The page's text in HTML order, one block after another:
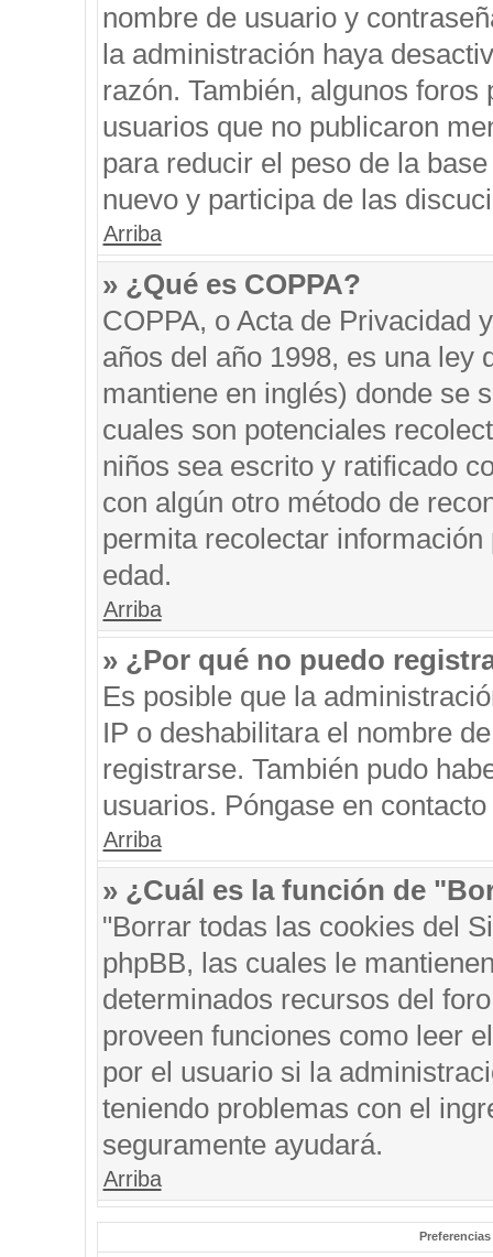
nombre de usuario y
la administración haya
razón. También, algunos
usuarios que no publicaron
para reducir el peso de la
nuevo y participa de las
Arriba
» ¿Qué es COPPA?
COPPA, o Acta de Privacidad
años del año 1998, es una ley
mantiene en inglés) donde se
cuales son potenciales
niños sea escrito y ratificado
con algún otro método de
permita recolectar
edad.
Arriba
» ¿Por qué no puedo
Es posible que la
IP o deshabilitara el nombre
registrarse. También pudo
usuarios. Póngase en
Arriba
» ¿Cuál es la función de
"Borrar todas las cookies del
phpBB, las cuales le
determinados recursos del
proveen funciones como leer
por el usuario si la
teniendo problemas con el
seguramente ayudará.
Arriba